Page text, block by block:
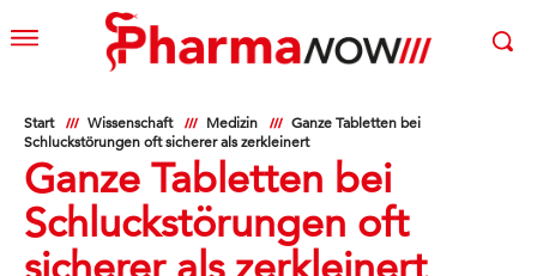
Start Wissenschaft Medizin
Ganze Tabletten bei
Schluckstörungen oft sicherer als zerkleinert
Ganze Tabletten bei
Schluckstörungen oft